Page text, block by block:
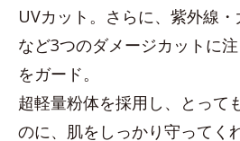
UVカット。さらに、紫外線
など3つのダメージカットに
をガード。
超軽量粉体を採用し、とって
のに、肌をしっかり守ってく